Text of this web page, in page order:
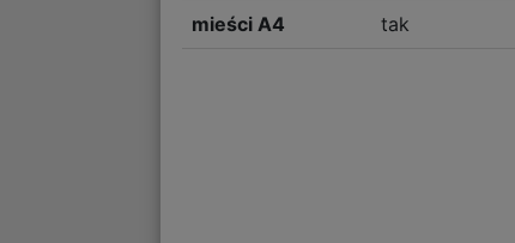
mieści A4 tak